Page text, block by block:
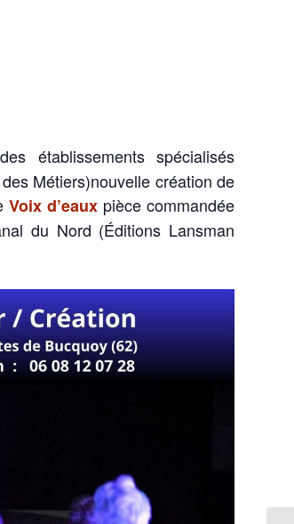
établissements spécialisés
Métiers)nouvelle création de
Voix d’eauxpièce commandée
du Nord (Éditions Lansman